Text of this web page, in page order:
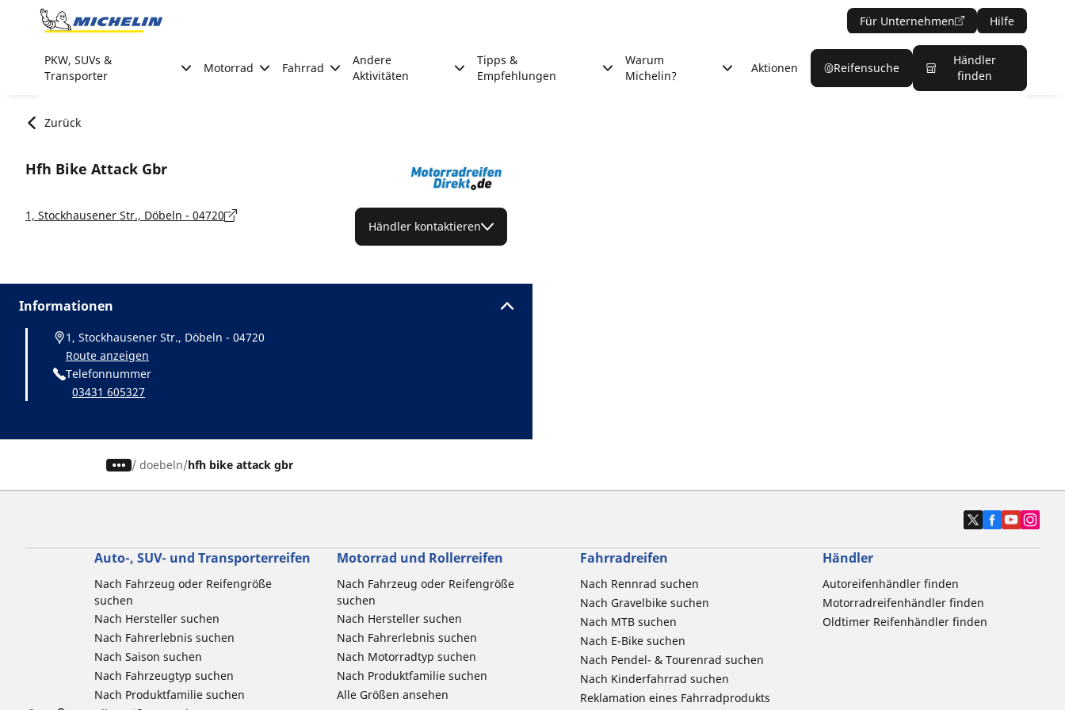
Go to page content
Für Unternehmen Hilfe
PKW, SUVs &
Transporter
Motorrad Fahrrad
Andere
Aktivitäten
Tipps &
Empfehlungen
Warum
Michelin?
Aktionen Reifensuche
Händler
finden
Zurück
Hfh Bike Attack Gbr
1, Stockhausener Str., Döbeln - 04720
Händler kontaktieren
Informationen
1, Stockhausener Str., Döbeln - 04720
Route anzeigen
Telefonnummer
03431 605327
/ doebeln hfh bike attack gbr
Auto-, SUV- und Transporterreifen
Nach Fahrzeug oder Reifengröße
suchen
Nach Hersteller suchen
Nach Fahrerlebnis suchen
Nach Saison suchen
Nach Fahrzeugtyp suchen
Nach Produktfamilie suchen
Motorrad und Rollerreifen
Nach Fahrzeug oder Reifengröße
suchen
Nach Hersteller suchen
Nach Fahrerlebnis suchen
Nach Motorradtyp suchen
Nach Produktfamilie suchen
Alle Größen ansehen
Fahrradreifen
Nach Rennrad suchen
Nach Gravelbike suchen
Nach MTB suchen
Nach E-Bike suchen
Nach Pendel- & Tourenrad suchen
Nach Kinderfahrrad suchen
Reklamation eines Fahrradprodukts
Händler
Autoreifenhändler finden
Motorradreifenhändler finden
Oldtimer Reifenhändler finden